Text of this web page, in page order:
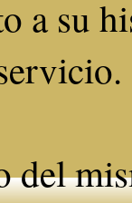
a su
del